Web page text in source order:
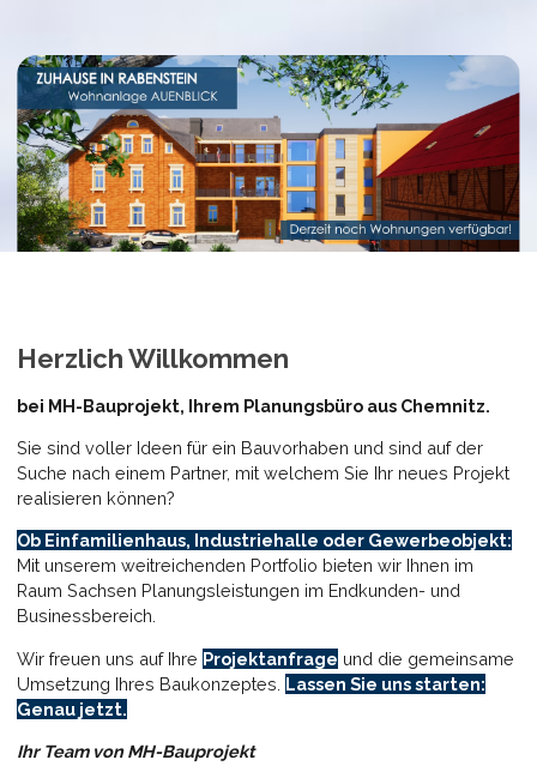
Herzlich Willkommen
bei MH-Bauprojekt, Ihrem Planungsbüro aus Chemnitz.
Sie sind voller Ideen für ein Bauvorhaben und sind auf der
Suche nach einem Partner, mit welchem Sie Ihr neues Projekt
realisieren können?
Ob Einfamilienhaus, Industriehalle oder Gewerbeobjekt:
Mit unserem weitreichenden Portfolio bieten wir Ihnen im
Raum Sachsen Planungsleistungen im Endkunden- und
Businessbereich.
Wir freuen uns auf Ihre Projektanfrage und die gemeinsame
Umsetzung Ihres Baukonzeptes. Lassen Sie uns starten:
Genau jetzt.
Ihr Team von MH-Bauprojekt